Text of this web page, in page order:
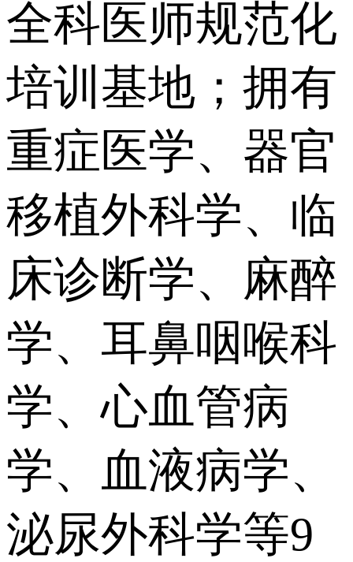
全科医师规范化
培训基地；拥有
重症医学、器官
移植外科学、临
床诊断学、麻醉
学、耳鼻咽喉科
学、心血管病
学、血液病学、
泌尿外科学等9